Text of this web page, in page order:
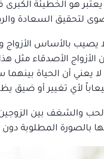
هو الخطيئة الكبرى
لتحقيق السعادة
يصيب بالأساس الأزواج
الأزواج الأصدقاء مثل
أن الحياة بينهما
لأي تغيير أو ضيق
والشغف بين
بالصورة المطلوبة